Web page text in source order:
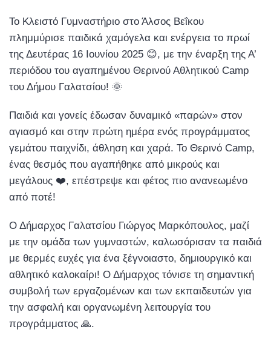
Το Κλειστό Γυμναστήριο στο Άλσος Βεΐκου
πλημμύρισε παιδικά χαμόγελα και ενέργεια το πρωί
της Δευτέρας 16 Ιουνίου 2025 😊, με την έναρξη της Α’
περιόδου του αγαπημένου Θερινού Αθλητικού Camp
του Δήμου Γαλατσίου! 🌞
Παιδιά και γονείς έδωσαν δυναμικό «παρών» στον
αγιασμό και στην πρώτη ημέρα ενός προγράμματος
γεμάτου παιχνίδι, άθληση και χαρά. Το Θερινό Camp,
ένας θεσμός που αγαπήθηκε από μικρούς και
μεγάλους ❤️, επέστρεψε και φέτος πιο ανανεωμένο
από ποτέ!
Ο Δήμαρχος Γαλατσίου Γιώργος Μαρκόπουλος, μαζί
με την ομάδα των γυμναστών, καλωσόρισαν τα παιδιά
με θερμές ευχές για ένα ξέγνοιαστο, δημιουργικό και
αθλητικό καλοκαίρι! Ο Δήμαρχος τόνισε τη σημαντική
συμβολή των εργαζομένων και των εκπαιδευτών για
την ασφαλή και οργανωμένη λειτουργία του
προγράμματος 🙏.